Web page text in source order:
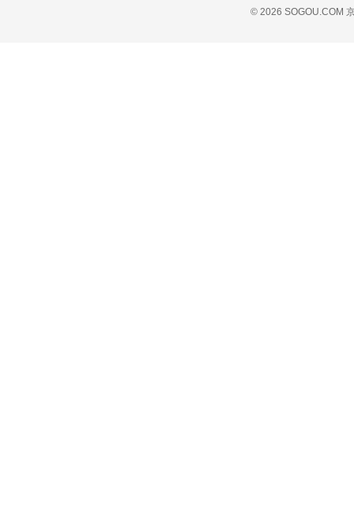
© 2026 SOGOU.COM